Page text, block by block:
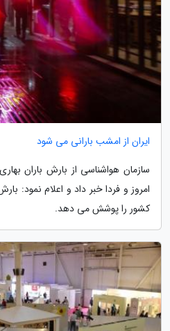
ایران از امشب بارانی می شود
سازمان هواشناسی از بارش باران
امروز و فردا خبر داد و اعلام نمود:
کشور را پوشش می دهد.